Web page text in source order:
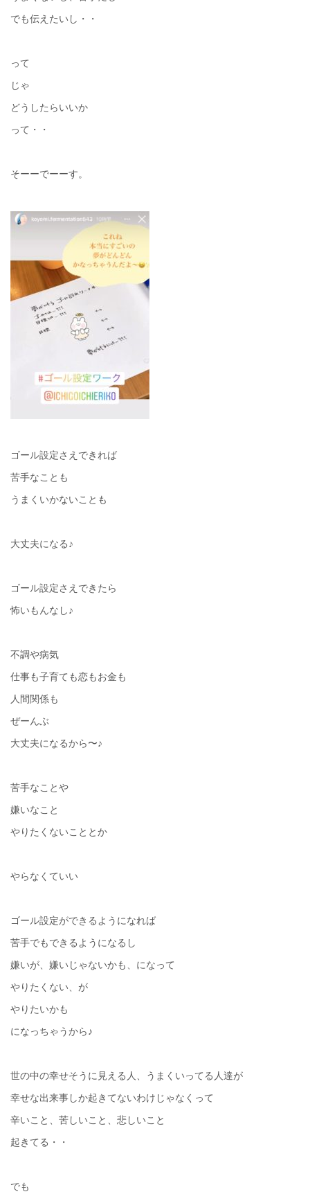
でも伝えたいし・・
って
じゃ
どうしたらいいか
って・・
そーーでーーす。
ゴール設定さえできれば
苦手なことも
うまくいかないことも
大丈夫になる♪
ゴール設定さえできたら
怖いもんなし♪
不調や病気
仕事も子育ても恋もお金も
人間関係も
ぜーんぶ
大丈夫になるから〜♪
苦手なことや
嫌いなこと
やりたくないこととか
やらなくていい
ゴール設定ができるようになれば
苦手でもできるようになるし
嫌いが、嫌いじゃないかも、になって
やりたくない、が
やりたいかも
になっちゃうから♪
世の中の幸せそうに見える人、うまくいってる人達が
幸せな出来事しか起きてないわけじゃなくって
辛いこと、苦しいこと、悲しいこと
起きてる・・
でも